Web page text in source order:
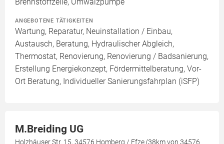
ANGEBOTENE TÄTIGKEITEN
Wartung, Reparatur, Neuinstallation / Einbau,
Austausch, Beratung, Hydraulischer Abgleich,
Thermostat, Renovierung, Renovierung / Badsanierung,
Erstellung Energiekonzept, Fördermittelberatung, Vor-
Ort Beratung, Individueller Sanierungsfahrplan (iSFP)
M.Breiding UG
Holzhäuser Str. 15, 34576 Homberg / Efze (38km von 34576